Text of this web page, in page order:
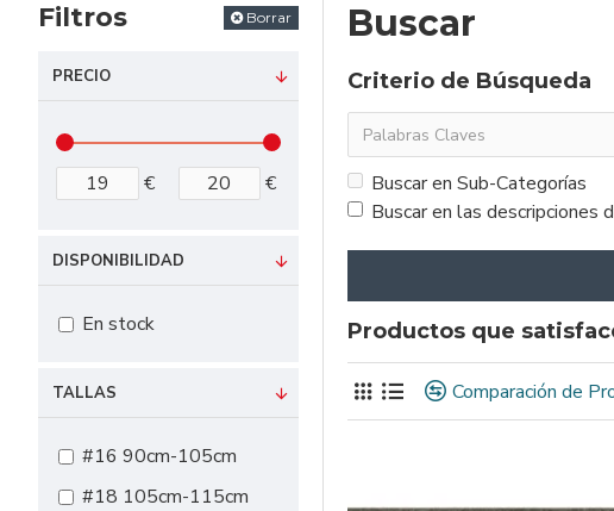
Filtros Borrar
PRECIO
€ €
TALLAS
#16 90cm-105cm
#18 105cm-115cm
DISPONIBILIDAD
En stock
Buscar
Criterio de Búsqueda
Buscar en Sub-Categorías
Buscar en las descripciones
Productos que
Comparación de